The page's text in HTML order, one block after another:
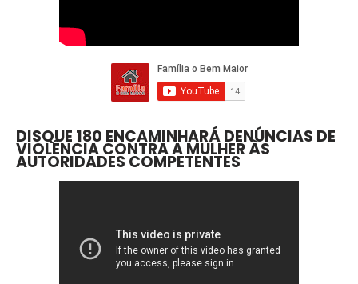
DISQUE 180 ENCAMINHARÁ DENÚNCIAS DE
VIOLÊNCIA CONTRA A MULHER ÀS
AUTORIDADES COMPETENTES